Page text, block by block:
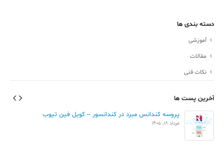
دسته بندی ها
آموزشی
مقالات
نکات فنی
آخرین پست ها
پروسه کندانس مبرد در کندانسور – کویل فین تیوب
مرداد 18, 1405